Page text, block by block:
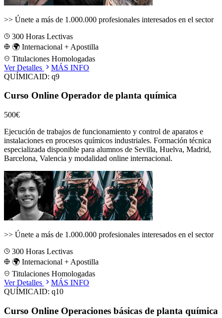
>> Únete a más de 1.000.000 profesionales interesados en el sector
300 Horas Lectivas
🌍 Internacional + Apostilla
Titulaciones Homologadas
Ver Detalles
MÁS INFO
QUÍMICAID: q9
Curso Online Operador de planta química
500€
Ejecución de trabajos de funcionamiento y control de aparatos e
instalaciones en procesos químicos industriales. Formación técnica
especializada disponible para alumnos de Sevilla, Huelva, Madrid,
Barcelona, Valencia y modalidad online internacional.
>> Únete a más de 1.000.000 profesionales interesados en el sector
300 Horas Lectivas
🌍 Internacional + Apostilla
Titulaciones Homologadas
Ver Detalles
MÁS INFO
QUÍMICAID: q10
Curso Online Operaciones básicas de planta química